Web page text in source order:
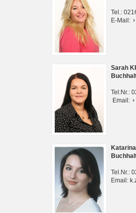
Tel.:
E-Mail:
Sarah
Tel:Nr.:
Email:
Tel.Nr.:
Email: